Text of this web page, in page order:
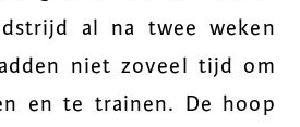
al na twee weken
niet zoveel tijd om
en te trainen. De hoop